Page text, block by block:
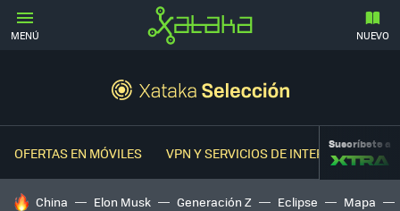
MENÚ NUEVO
OFERTAS EN MÓVILES VPN Y SERVICIOS DE INTERNETSuscríbete a
HOY SE HABLA DE
China Elon Musk Generación Z Eclipse Mapa